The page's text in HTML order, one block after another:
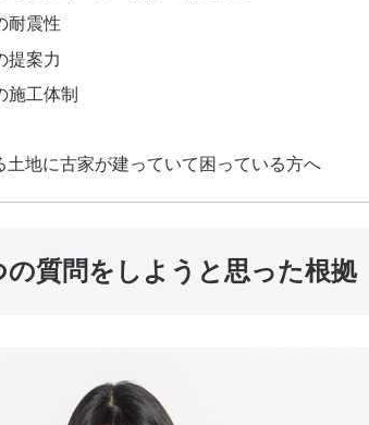
耐震性
提案力
施工体制
土地に古家が建っていて困っている方へ
の質問をしようと思った根拠